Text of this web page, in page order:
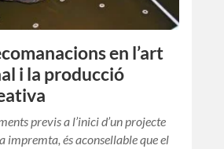
en l’art
i la producció
previs a l’inici d’un projecte
impremta, és aconsellable que el